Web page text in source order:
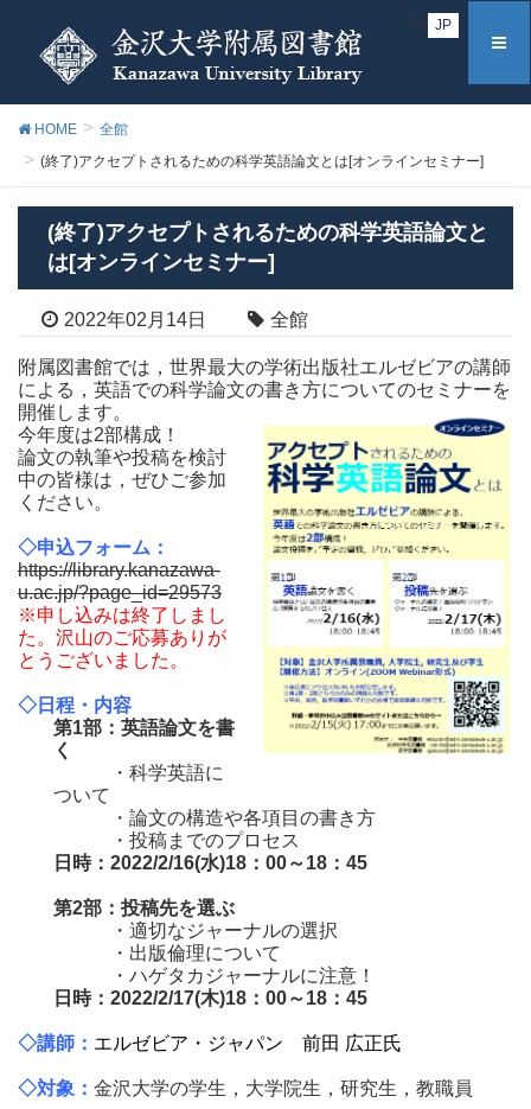
EN JP
HOME
全館
(終了)アクセプトされるための科学英語論文とは[オンラインセミナー]
(終了)アクセプトされるための科学英語論文と
は[オンラインセミナー]
2022年02月14日 全館
附属図書館では，世界最大の学術出版社エルゼビアの講師
による，英語での科学論文の書き方についてのセミナーを
開催します。
今年度は2部構成！
論文の執筆や投稿を検討
中の皆様は，ぜひご参加
ください。
◇申込フォーム：
https://library.kanazawa-
u.ac.jp/?page_id=29573
※申し込みは終了しまし
た。沢山のご応募ありが
とうございました。
◇日程・内容
第1部：英語論文を書
く
・科学英語に
ついて
・論文の構造や各項目の書き方
・投稿までのプロセス
日時：2022/2/16(水)18：00～18：45
第2部：投稿先を選ぶ
・適切なジャーナルの選択
・出版倫理について
・ハゲタカジャーナルに注意！
日時：2022/2/17(木)18：00～18：45
◇講師： エルゼビア・ジャパン 前田 広正氏
◇対象： 金沢大学の学生，大学院生，研究生，教職員